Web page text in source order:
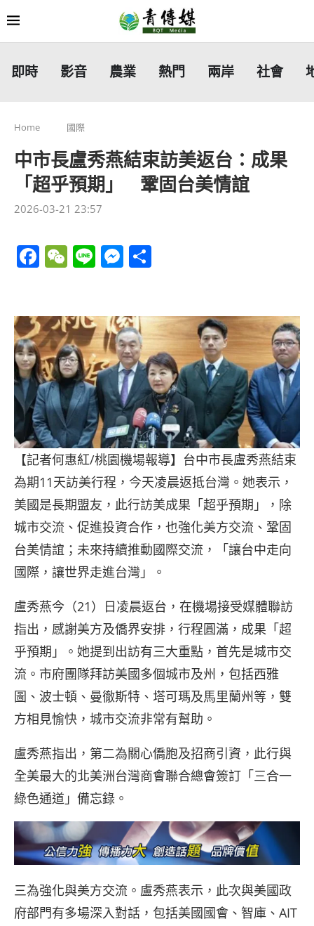
即時 影音 農業 熱門 兩岸 社會
Home 國際
中市長盧秀燕結束訪美返台：成果
「超乎預期」 鞏固台美情誼
2026-03-21 23:57
Facebook
WeChat
LineMessenger
【記者何惠紅/桃園機場報導】台中市長盧秀燕結束
為期11天訪美行程，今天凌晨返抵台灣。她表示，
美國是長期盟友，此行訪美成果「超乎預期」，除
城市交流、促進投資合作，也強化美方交流、鞏固
台美情誼；未來持續推動國際交流，「讓台中走向
國際，讓世界走進台灣」。
盧秀燕今（21）日凌晨返台，在機場接受媒體聯訪
指出，感謝美方及僑界安排，行程圓滿，成果「超
乎預期」。她提到出訪有三大重點，首先是城市交
流。市府團隊拜訪美國多個城市及州，包括西雅
圖、波士頓、曼徹斯特、塔可瑪及馬里蘭州等，雙
方相見愉快，城市交流非常有幫助。
盧秀燕指出，第二為關心僑胞及招商引資，此行與
全美最大的北美洲台灣商會聯合總會簽訂「三合一
綠色通道」備忘錄。
三為強化與美方交流。盧秀燕表示，此次與美國政
府部門有多場深入對話，包括美國國會、智庫、AIT